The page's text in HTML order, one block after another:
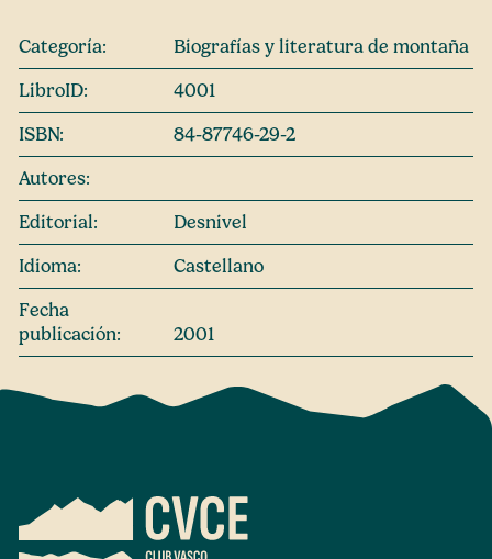
Categoría:
Biografías y literatura de montaña
LibroID:
4001
ISBN:
84-87746-29-2
Autores:
Editorial:
Desnivel
Idioma:
Castellano
Fecha
publicación:
2001